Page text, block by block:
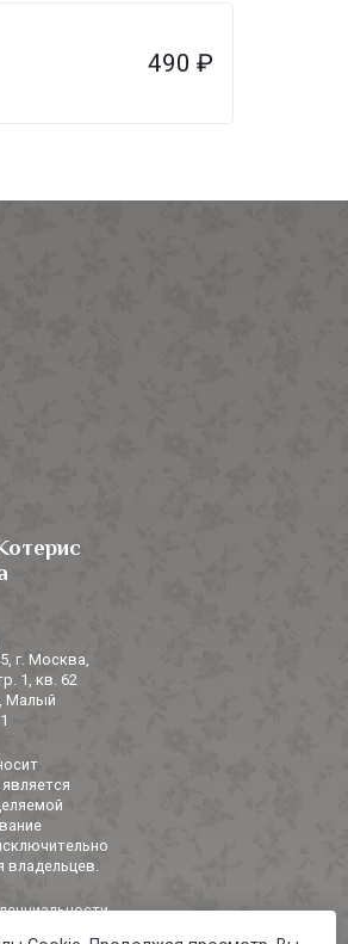
490 ₽
г. Москва,
1, кв. 62
Малый
владельцев.